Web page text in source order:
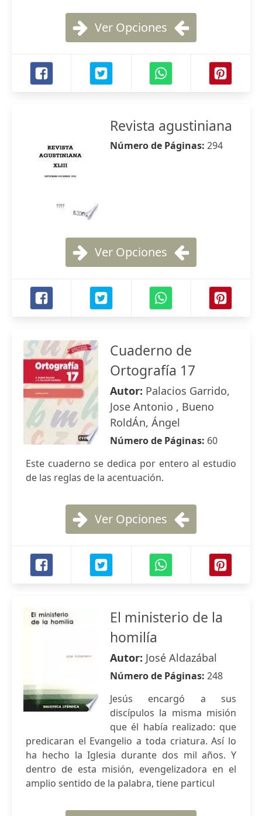
Ver Opciones
Revista agustiniana
Número de Páginas: 294
Ver Opciones
Cuaderno de
Ortografía 17
Autor: Palacios Garrido,
Jose Antonio , Bueno
RoldÁn, Ángel
Número de Páginas: 60
Este cuaderno se dedica por entero al estudio
de las reglas de la acentuación.
Ver Opciones
El ministerio de la
homilía
Autor: José Aldazábal
Número de Páginas: 248
Jesús encargó a sus
discípulos la misma misión
que él había realizado: que
predicaran el Evangelio a toda criatura. Así lo
ha hecho la Iglesia durante dos mil años. Y
dentro de esta misión, evengelizadora en el
amplio sentido de la palabra, tiene particul